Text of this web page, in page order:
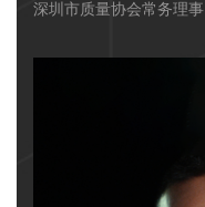
深圳市质量协会常务理事